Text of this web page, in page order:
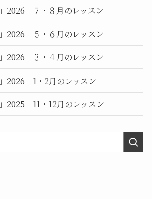
」2026 ７・８月のレッスン
」2026 ５・６月のレッスン
」2026 ３・４月のレッスン
」2026 1・2月のレッスン
」2025 11・12月のレッスン